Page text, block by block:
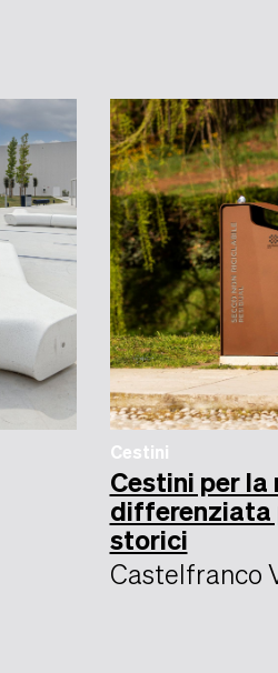
Cestini
Cestini per
differenziata
storici
Castelfranco